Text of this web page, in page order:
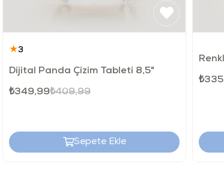
★3
Dijital Panda Çizim Tableti 8,5"
₺349,99₺409,99
Sepete Ekle